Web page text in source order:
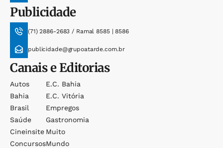
Publicidade
(71) 2886-2683 / Ramal 8585 | 8586
publicidade@grupoatarde.com.br
Canais e Editorias
Autos
Bahia
Brasil
Saúde
Cineinsite
Concursos
E.c. Bahia
E.c. Vitória
Empregos
Gastronomia
Muito
Mundo